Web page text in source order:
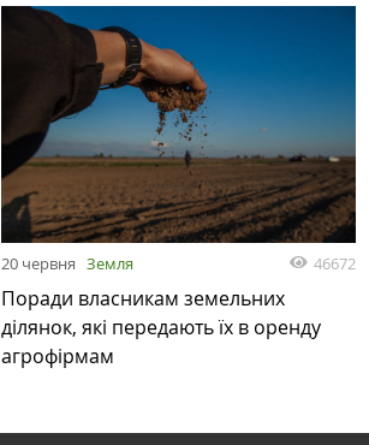
20 червня Земля 46672
Поради власникам земельних
ділянок, які передають їх в оренду
агрофірмам